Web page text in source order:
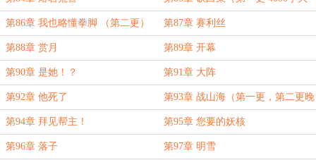
章，明早前我尽可能再赶出一章）
第86章 我也略懂拳脚 （第二更） 第87章 赛利丝
第88章 赏月 第89章 开幕
第90章 是她！？ 第91章 大阵
第92章 他死了 第93章 战山海（第一更，第二更晚
些，明早看）
第94章 拜见帮主！ 第95章 您要的妖核
第96章 落子 第97章 明雪